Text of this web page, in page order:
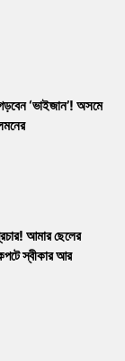
‘ভাইজান’! অসমে
আমার ছেলের
স্বীকার আর